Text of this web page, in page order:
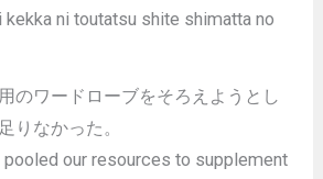
ni toutatsu shite shimatta no
のワードローブをそろえようとし
りなかった。
pooled our resources to supplement